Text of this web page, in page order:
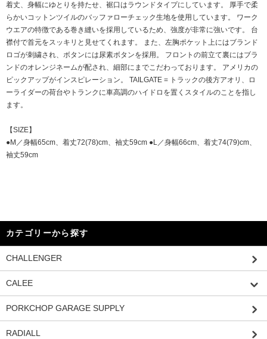
着丈、身幅にゆとりを持たせ、裾口はラウンドタイプにしています。 厚手で柔
らかいコットンツイルのバッファローチェック生地を使用しています。 ワーク
ウエアの特徴である巻き縫いを採用しているため、強度が非常に強いです。 台
襟付で首元をスッキリと見せてくれます。 また、左胸ポケット上にはブランド
ロゴが刺繍され、ボタンには尿素ボタンを採用。 フロントの前立て裏にはブラ
ンドのオレンジネームが配され、細部にまでこだわっております。 アメリカの
ピックアップがインスピレーション。 TAILGATE = トラックの後方アオリ、ロ
ーライダーの荷台やトランクに車高調のハイドロを置くスタイルのことを指し
ます。
【SIZE】
●M／身幅65cm、着丈72(78)cm、袖丈59cm ●L／身幅66cm、着丈74(79)cm、
袖丈59cm
カテゴリーから探す
CHALLENGER
CALEE
PORKCHOP GARAGE SUPPLY
RADIALL